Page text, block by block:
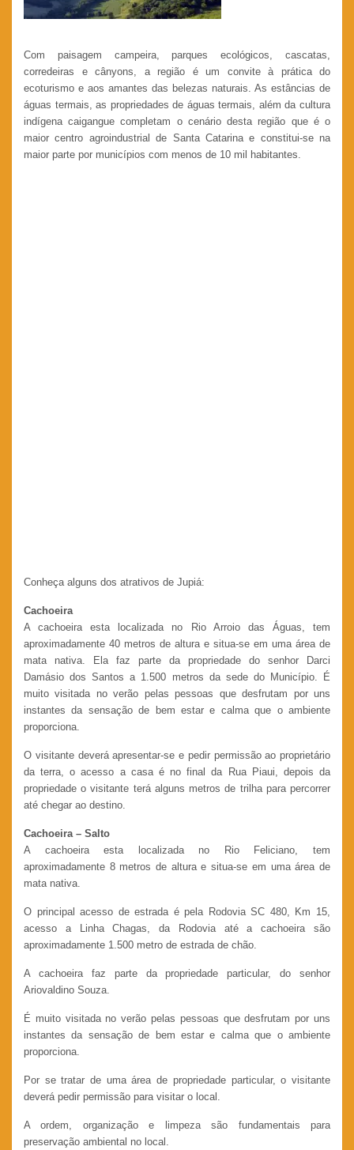
Com paisagem campeira, parques ecológicos, cascatas,
corredeiras e cânyons, a região é um convite à prática do
ecoturismo e aos amantes das belezas naturais. As estâncias de
águas termais, as propriedades de águas termais, além da cultura
indígena caigangue completam o cenário desta região que é o
maior centro agroindustrial de Santa Catarina e constitui-se na
maior parte por municípios com menos de 10 mil habitantes.
Conheça alguns dos atrativos de Jupiá:
Cachoeira
A cachoeira esta localizada no Rio Arroio das Águas, tem
aproximadamente 40 metros de altura e situa-se em uma área de
mata nativa. Ela faz parte da propriedade do senhor Darci
Damásio dos Santos a 1.500 metros da sede do Município. É
muito visitada no verão pelas pessoas que desfrutam por uns
instantes da sensação de bem estar e calma que o ambiente
proporciona.
O visitante deverá apresentar-se e pedir permissão ao proprietário
da terra, o acesso a casa é no final da Rua Piaui, depois da
propriedade o visitante terá alguns metros de trilha para percorrer
até chegar ao destino.
Cachoeira – Salto
A cachoeira esta localizada no Rio Feliciano, tem
aproximadamente 8 metros de altura e situa-se em uma área de
mata nativa.
O principal acesso de estrada é pela Rodovia SC 480, Km 15,
acesso a Linha Chagas, da Rodovia até a cachoeira são
aproximadamente 1.500 metro de estrada de chão.
A cachoeira faz parte da propriedade particular, do senhor
Ariovaldino Souza.
É muito visitada no verão pelas pessoas que desfrutam por uns
instantes da sensação de bem estar e calma que o ambiente
proporciona.
Por se tratar de uma área de propriedade particular, o visitante
deverá pedir permissão para visitar o local.
A ordem, organização e limpeza são fundamentais para
preservação ambiental no local.